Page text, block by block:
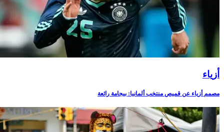
أزياء
مصمم أزياء عن قميص منتخب ألمانيا: بيجامة رائعة